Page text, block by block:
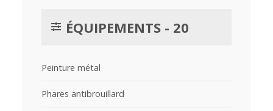
ÉQUIPEMENTS - 20
Peinture métal
Phares antibrouillard